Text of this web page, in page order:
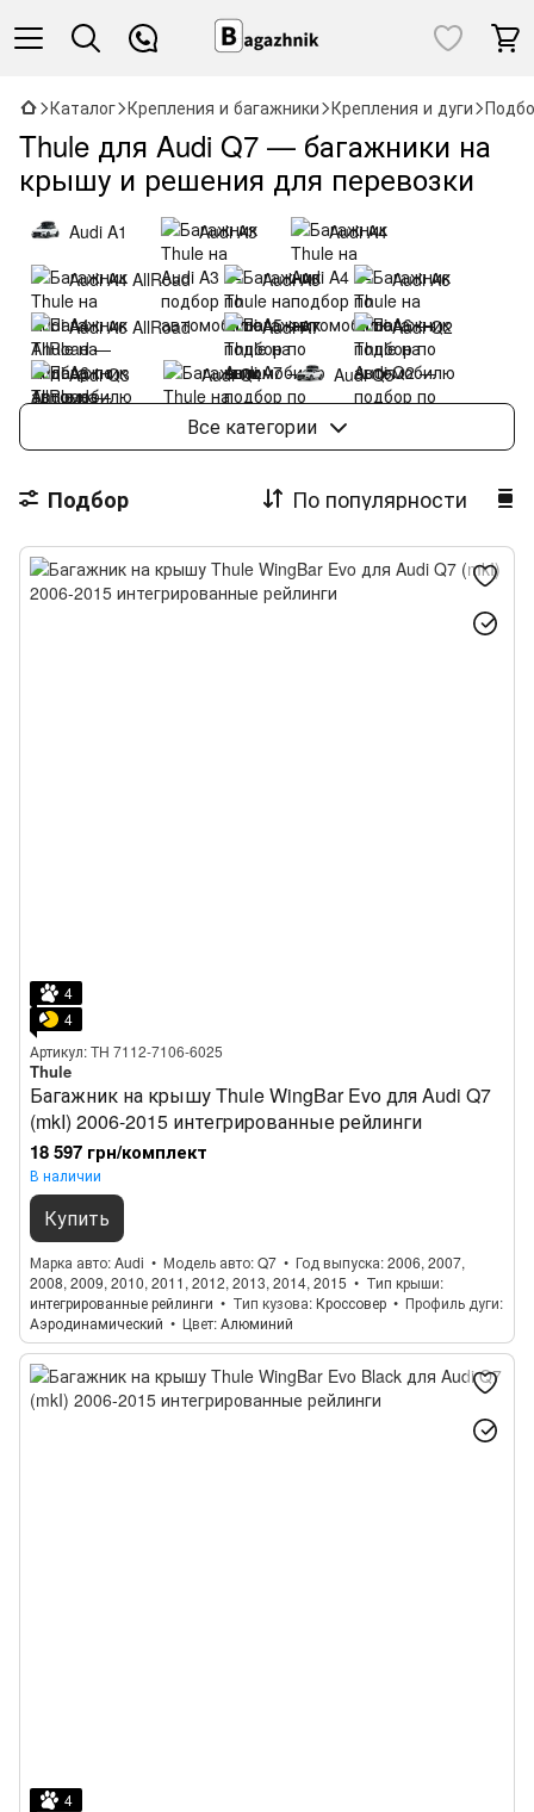
Каталог Крепления и багажники Крепления и дуги
Thule для Audi Q7 — багажники на
крышу и решения для перевозки
Audi A1 Audi A3
Audi A4
Audi A4 AllRoad
Audi A5
Audi A6
Audi A6 AllRoad
Audi A7
Audi Q2
Audi Q3
Audi Q4
Audi Q5
Audi Q7
Audi e-tron GT
Audi A6 Sportback e-tron
Все категории
Подбор По популярности
4
4
Артикул: TH 7112-7106-6025
Thule
Багажник на крышу Thule WingBar Evo для Audi Q7
(mkI) 2006-2015 интегрированные рейлинги
18 597 грн/комплект
В наличии
Купить
Марка авто Audi Модель авто Q7 Год выпуска 2006, 2007,
2008, 2009, 2010, 2011, 2012, 2013, 2014, 2015
Тип крыши
интегрированные рейлинги
Тип кузова Кроссовер
Профиль дуги
Аэродинамический
Цвет Алюминий
4